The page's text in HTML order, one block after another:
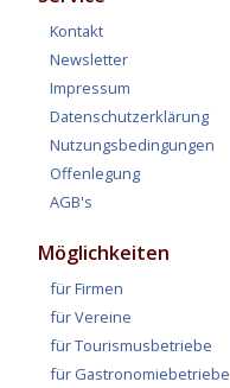
Kontakt
Newsletter
Impressum
Datenschutzerklärung
Nutzungsbedingungen
Offenlegung
AGB's
Möglichkeiten
für Firmen
für Vereine
für Tourismusbetriebe
für Gastronomiebetriebe